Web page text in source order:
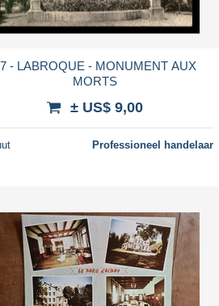
- LABROQUE - MONUMENT AUX
MORTS
± US$ 9,00
Professioneel handelaar